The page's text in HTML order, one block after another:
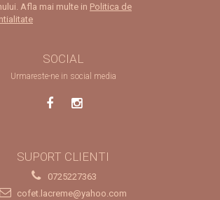
Afla mai multe in Politica de
SOCIAL
Urmareste-ne in social media
SUPORT CLIENTI
0725227363
cofet.lacreme@yahoo.com